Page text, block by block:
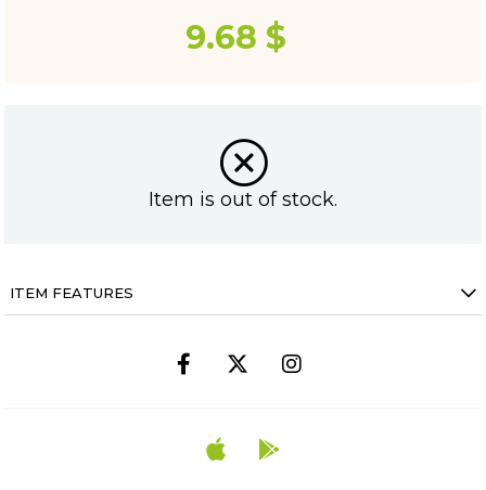
9.68 $
Item is out of stock.
ITEM FEATURES